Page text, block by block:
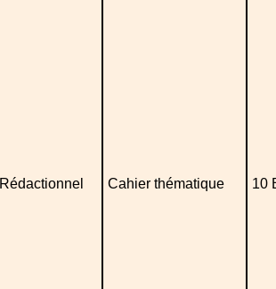
Rédactionnel Cahier thématique 10